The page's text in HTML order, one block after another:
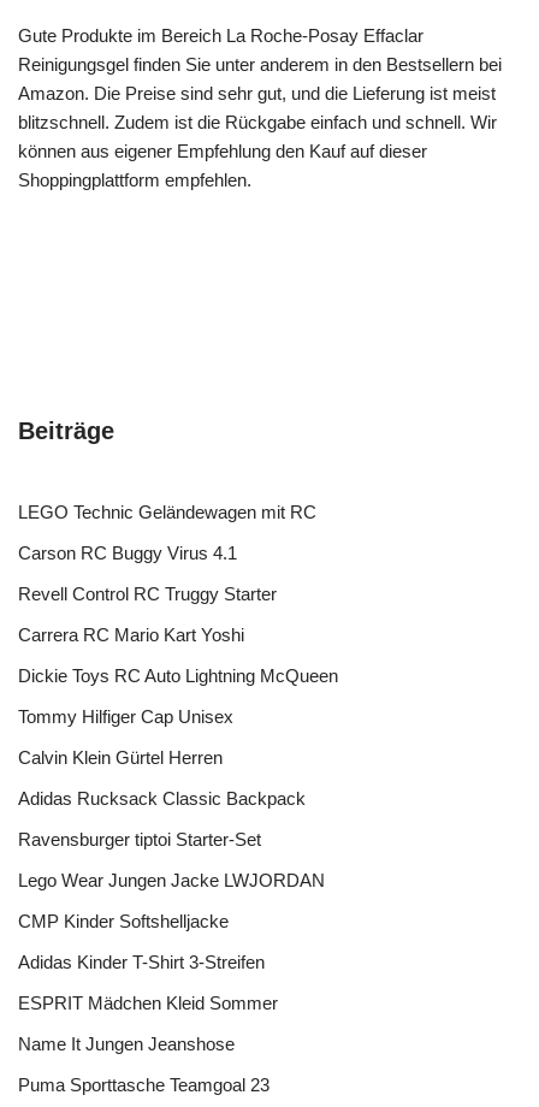
Gute Produkte im Bereich La Roche-Posay Effaclar
Reinigungsgel finden Sie unter anderem in den Bestsellern bei
Amazon. Die Preise sind sehr gut, und die Lieferung ist meist
blitzschnell. Zudem ist die Rückgabe einfach und schnell. Wir
können aus eigener Empfehlung den Kauf auf dieser
Shoppingplattform empfehlen.
Beiträge
LEGO Technic Geländewagen mit RC
Carson RC Buggy Virus 4.1
Revell Control RC Truggy Starter
Carrera RC Mario Kart Yoshi
Dickie Toys RC Auto Lightning McQueen
Tommy Hilfiger Cap Unisex
Calvin Klein Gürtel Herren
Adidas Rucksack Classic Backpack
Ravensburger tiptoi Starter-Set
Lego Wear Jungen Jacke LWJORDAN
CMP Kinder Softshelljacke
Adidas Kinder T-Shirt 3-Streifen
ESPRIT Mädchen Kleid Sommer
Name It Jungen Jeanshose
Puma Sporttasche Teamgoal 23